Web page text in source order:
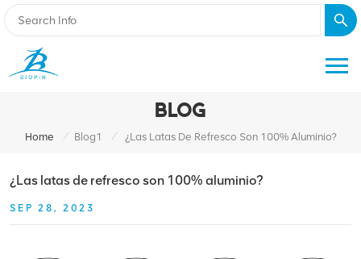
BLOG
Home / Blog1 / ¿Las Latas De Refresco Son 100% Aluminio?
¿Las latas de refresco son 100% aluminio?
SEP 28, 2023